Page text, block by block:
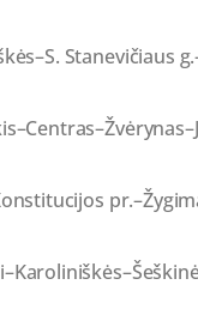
Stanevičiaus